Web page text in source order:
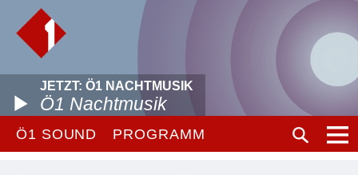
JETZT: Ö1 NACHTMUSIK
Ö1 Nachtmusik
Ö1 SOUND PROGRAMM